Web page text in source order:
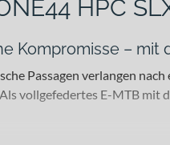
HPC
Kompromisse – mit
Passagen verlangen
vollgefedertes E-MTB